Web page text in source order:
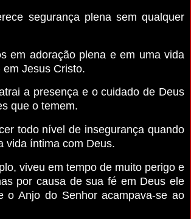
segurança plena sem qualquer
em adoração plena e em uma vida
Jesus Cristo.
a presença e o cuidado de Deus
que o temem.
todo nível de insegurança quando
vida íntima com Deus.
viveu em tempo de muito perigo e
por causa de sua fé em Deus ele
o Anjo do Senhor acampava-se ao